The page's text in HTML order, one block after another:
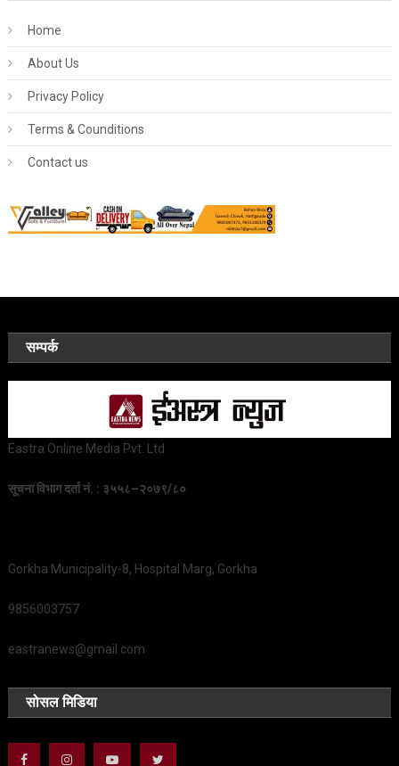
Home
About Us
Privacy Policy
Terms & Counditions
Contact us
सम्पर्क
Eastra Online Media Pvt. Ltd
सूचना विभाग दर्ता नं. : ३५५८–२०७९/८०
Gorkha Municipality-8, Hospital Marg, Gorkha
9856003757
eastranews@gmail.com
सोसल मिडिया